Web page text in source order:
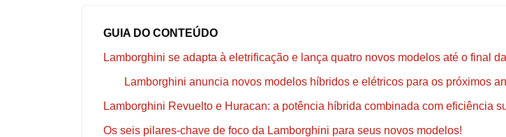
GUIA DO CONTEÚDO
Lamborghini se adapta à eletrificação e lança quatro novos modelos até o final
Lamborghini anuncia novos modelos híbridos e elétricos para os próximos
Lamborghini Revuelto e Huracan: a potência híbrida combinada com eficiência
Os seis pilares-chave de foco da Lamborghini para seus novos modelos!